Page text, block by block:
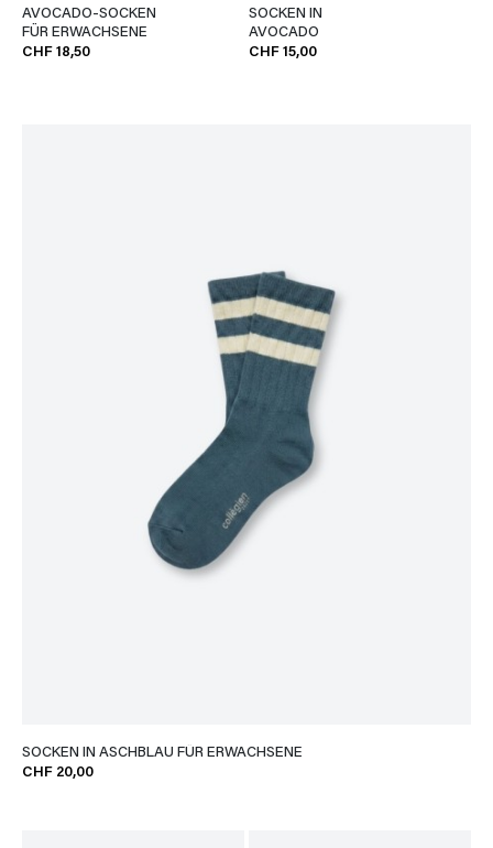
AVOCADO-SOCKEN
FÜR ERWACHSENE
CHF 18,50
SOCKEN IN
AVOCADO
CHF 15,00
SOCKEN IN ASCHBLAU FÜR ERWACHSENE
CHF 20,00